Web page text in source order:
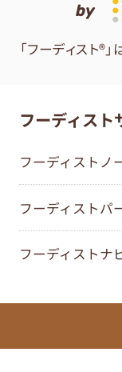
by
「フーディスト®
フーディスト
フーディストノ
フーディストパ
フーディストナ